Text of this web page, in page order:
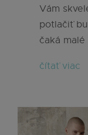
Vám
potlačiť
čaká
čítať viac